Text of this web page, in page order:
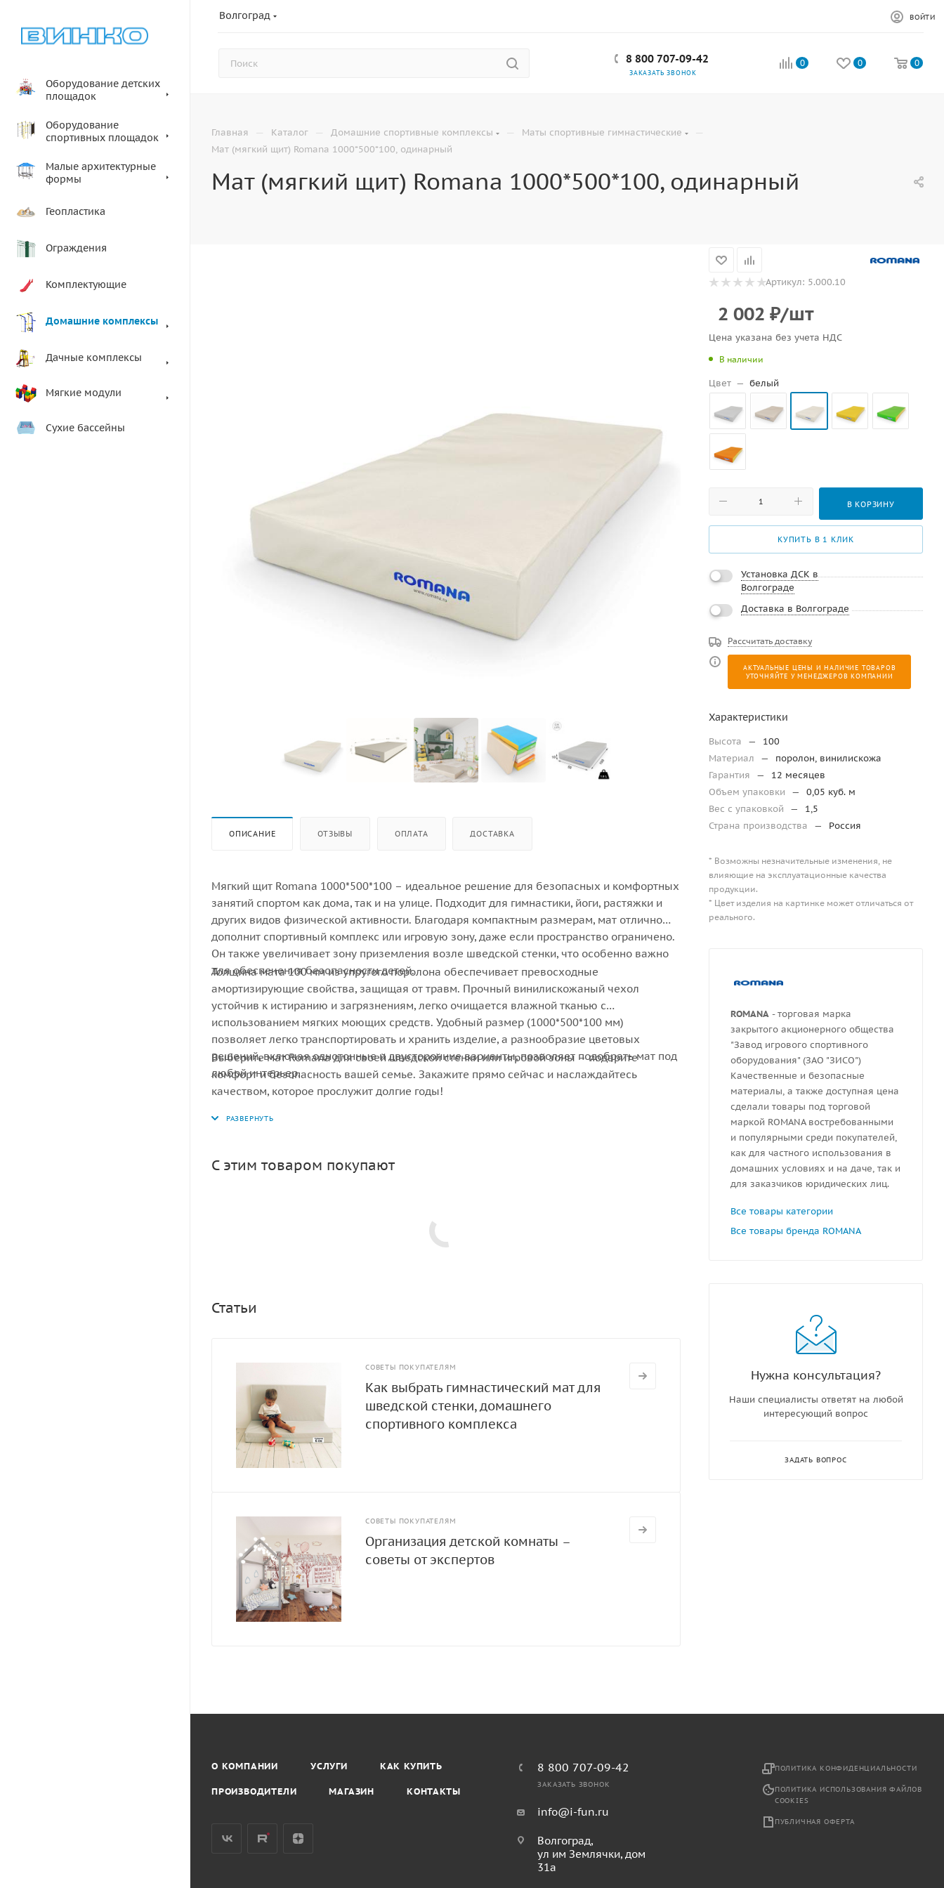
Волгоград ВОЙТИ
8 800 707-09-42
ЗАКАЗАТЬ ЗВОНОК
0 0 0
Оборудование детских
площадок
Оборудование
спортивных площадок
Малые архитектурные
формы
Геопластика
Ограждения
Комплектующие
Домашние комплексы
Дачные комплексы
Мягкие модули
Сухие бассейны
Главная — Каталог — Домашние спортивные комплексы — Маты спортивные гимнастические —
Мат (мягкий щит) Romana 1000*500*100, одинарный
Мат (мягкий щит) Romana 1000*500*100, одинарный
ОПИСАНИЕ ОТЗЫВЫ ОПЛАТА ДОСТАВКА
Мягкий щит Romana 1000*500*100 – идеальное решение для безопасных и комфортных
занятий спортом как дома, так и на улице. Подходит для гимнастики, йоги, растяжки и
других видов физической активности. Благодаря компактным размерам, мат отлично
дополнит спортивный комплекс или игровую зону, даже если пространство ограничено.
Он также увеличивает зону приземления возле шведской стенки, что особенно важно
для обеспечения безопасности детей.
Толщина мата 100 мм из упругого поролона обеспечивает превосходные
амортизирующие свойства, защищая от травм. Прочный винилискожаный чехол
устойчив к истиранию и загрязнениям, легко очищается влажной тканью с
использованием мягких моющих средств. Удобный размер (1000*500*100 мм)
позволяет легко транспортировать и хранить изделие, а разнообразие цветовых
решений, включая однотонные и двусторонние варианты, позволяет подобрать мат под
любой интерьер.
Выберите мат Romana для своей шведской стенки или игровой зоны – подарите
комфорт и безопасность вашей семье. Закажите прямо сейчас и наслаждайтесь
качеством, которое прослужит долгие годы!
С этим товаром покупают
Статьи
СОВЕТЫ ПОКУПАТЕЛЯМ
Как выбрать гимнастический мат для
шведской стенки, домашнего
спортивного комплекса
СОВЕТЫ ПОКУПАТЕЛЯМ
Организация детской комнаты –
советы от экспертов
Артикул: 5.000.10
2 002 ₽/шт
Цена указана без учета НДС
В наличии
Цвет — белый
В КОРЗИНУ
КУПИТЬ В 1 КЛИК
Установка ДСК в
Волгограде
Доставка в Волгограде
Рассчитать доставку
АКТУАЛЬНЫЕ ЦЕНЫ И НАЛИЧИЕ ТОВАРОВ
УТОЧНЯЙТЕ У МЕНЕДЖЕРОВ КОМПАНИИ
Характеристики
Высота —
100
Материал
—
поролон, винилискожа
Гарантия
—
12 месяцев
Объем упаковки
—
0,05 куб. м
Вес с упаковкой
—
1,5
Страна производства
— Россия
* Возможны незначительные изменения, не
влияющие на эксплуатационные качества
продукции.
* Цвет изделия на картинке может отличаться от
реального.
ROMANA - торговая марка
закрытого акционерного общества
"Завод игрового спортивного
оборудования" (ЗАО "ЗИСО")
Качественные и безопасные
материалы, а также доступная цена
сделали товары под торговой
маркой ROMANA востребованными
и популярными среди покупателей,
как для частного использования в
домашних условиях и на даче, так и
для заказчиков юридических лиц.
Все товары категории
Все товары бренда ROMANA
Нужна консультация?
Наши специалисты ответят на любой
интересующий вопрос
ЗАДАТЬ ВОПРОС
О КОМПАНИИ УСЛУГИ КАК КУПИТЬ
ПРОИЗВОДИТЕЛИ МАГАЗИН КОНТАКТЫ
8 800 707-09-42
ЗАКАЗАТЬ ЗВОНОК
info@i-fun.ru
Волгоград,
ул им Землячки, дом
31а
ПОЛИТИКА КОНФИДЕНЦИАЛЬНОСТИ
ПОЛИТИКА ИСПОЛЬЗОВАНИЯ ФАЙЛОВ
COOKIES
ПУБЛИЧНАЯ ОФЕРТА